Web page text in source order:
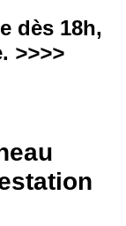
dès 18h,
>>>>